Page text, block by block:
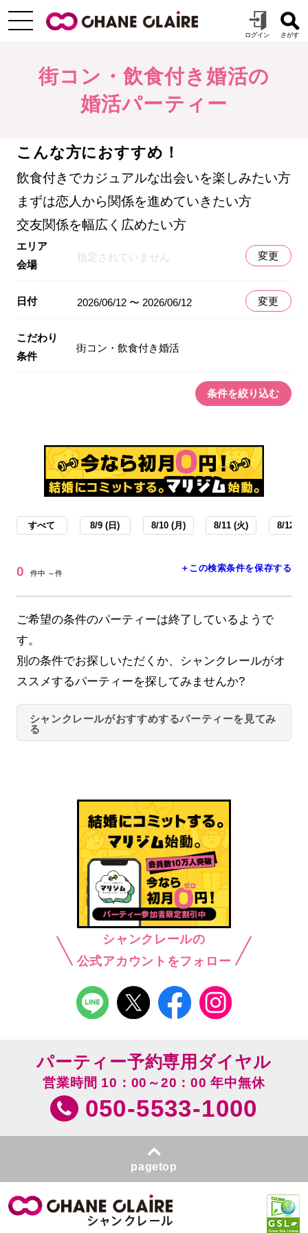
街コン・飲食付き婚活の
婚活パーティー
こんな方におすすめ！
飲食付きでカジュアルな出会いを楽しみたい方
まずは恋人から関係を進めていきたい方
交友関係を幅広く広めたい方
エリア
会場
指定されていません 変更
日付 2026/06/12 〜 2026/06/12 変更
こだわり
条件
街コン・飲食付き婚活
条件を絞り込む
すべて 8/9 (日) 8/10 (月) 8/11 (火) 8/12 (
0 件中 ～件 ＋この検索条件を保存する
ご希望の条件のパーティーは終了しているようで
す。
別の条件でお探しいただくか、シャンクレールがオ
ススメするパーティーを探してみませんか?
シャンクレールがおすすめするパーティーを見てみ
る
シャンクレールの
公式アカウントをフォロー
パーティー予約専用ダイヤル
営業時間 10：00～20：00 年中無休
050-5533-1000
pagetop